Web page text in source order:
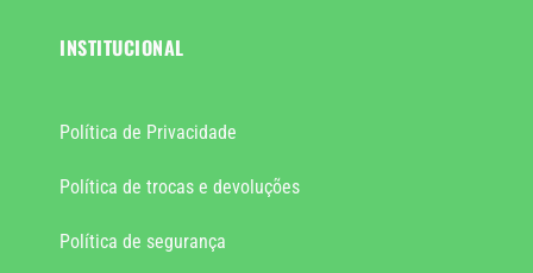
INSTITUCIONAL
Política de Privacidade
Política de trocas e devoluções
Política de segurança